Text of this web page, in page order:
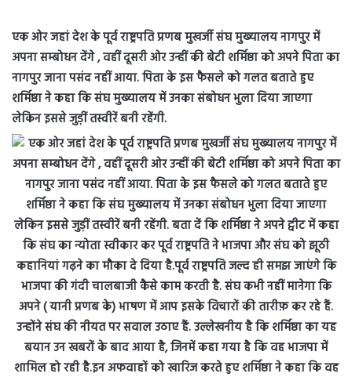
एक ओर जहां देश के पूर्व राष्ट्रपति प्रणब मुखर्जी संघ मुख्यालय नागपुर में
अपना सम्बोधन देंगे , वहीं दूसरी ओर उन्हीं की बेटी शर्मिष्ठा को अपने पिता का
नागपुर जाना पसंद नहीं आया. पिता के इस फैसले को गलत बताते हुए
शर्मिष्ठा ने कहा कि संघ मुख्यालय में उनका संबोधन भुला दिया जाएगा
लेकिन इससे जुड़ीं तस्वीरें बनी रहेंगी.